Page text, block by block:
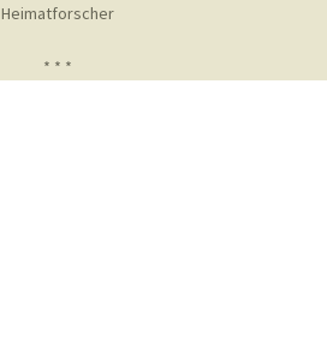
Heimatforscher
* * *